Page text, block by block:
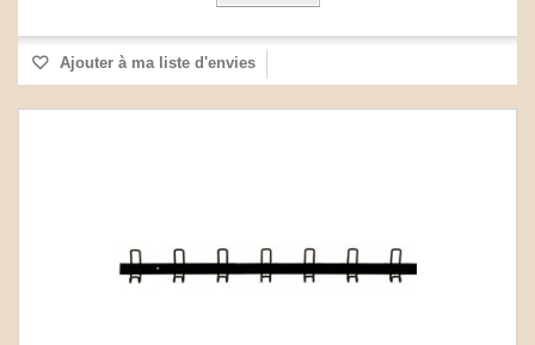
Ajouter à ma liste d'envies